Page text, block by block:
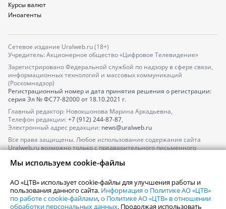
Курсы валют
Иноагенты
Сетевое издание Uralweb.ru (18+)
Учредитель: Акционерное общество «Цифровое Телевидение»
Зарегистрировано Федеральной службой по надзору в сфере связи,
информационных технологий и массовых коммуникаций
(Роскомнадзор)
Регистрационный номер и дата принятия решения о регистрации:
серия Эл № ФС77-82000от 18.10.2021 г.
Главный редактор: Новокшонова Марина Аркадьевна,
Телефон редакции: +7 (912) 244-87-87,
Электронный адрес редакции: news@uralweb.ru
Все права защищены. Любое использование содержания сайта
Uralweb.ru возможно только с предварительного письменного
По вопросам размещения рекламы обращайтесь по тел.
По вопросам размещения информации в разделе «Афиша»
afisha@uralweb.ru
Мы используем cookie-файлы
АО «ЦТВ» использует cookie-файлы для улучшения работы и
пользования данного сайта. Информация о Политике АО «ЦТВ»
по работе с cookie-файлами,о Политике АО «ЦТВ» в отношении
обработки персональных данных. Продолжая использовать